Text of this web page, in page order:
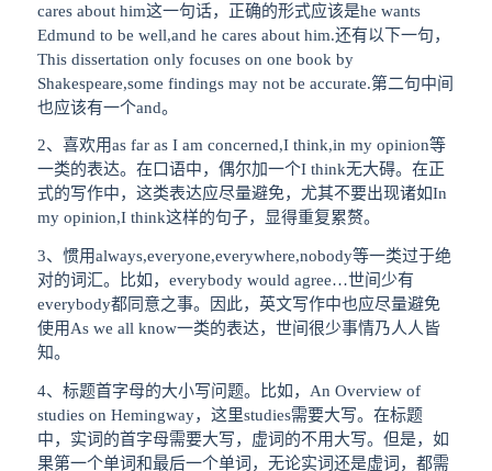
cares about him这一句话，正确的形式应该是he wants
Edmund to be well,and he cares about him.还有以下一句，
This dissertation only focuses on one book by
Shakespeare,some findings may not be accurate.第二句中间
也应该有一个and。
2、喜欢用as far as I am concerned,I think,in my opinion等
一类的表达。在口语中，偶尔加一个I think无大碍。在正
式的写作中，这类表达应尽量避免，尤其不要出现诸如In
my opinion,I think这样的句子，显得重复累赘。
3、惯用always,everyone,everywhere,nobody等一类过于绝
对的词汇。比如，everybody would agree…世间少有
everybody都同意之事。因此，英文写作中也应尽量避免
使用As we all know一类的表达，世间很少事情乃人人皆
知。
4、标题首字母的大小写问题。比如，An Overview of
studies on Hemingway，这里studies需要大写。在标题
中，实词的首字母需要大写，虚词的不用大写。但是，如
果第一个单词和最后一个单词，无论实词还是虚词，都需